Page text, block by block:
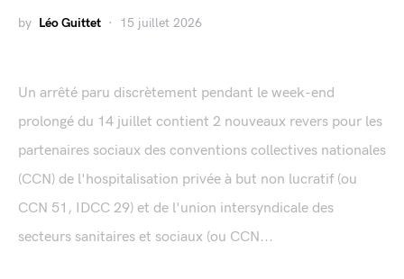
by Léo Guittet 15 juillet 2026
Un arrêté paru discrètement pendant le week-end
prolongé du 14 juillet contient 2 nouveaux revers pour les
partenaires sociaux des conventions collectives nationales
(CCN) de l'hospitalisation privée à but non lucratif (ou
CCN 51, IDCC 29) et de l'union intersyndicale des
secteurs sanitaires et sociaux (ou CCN...